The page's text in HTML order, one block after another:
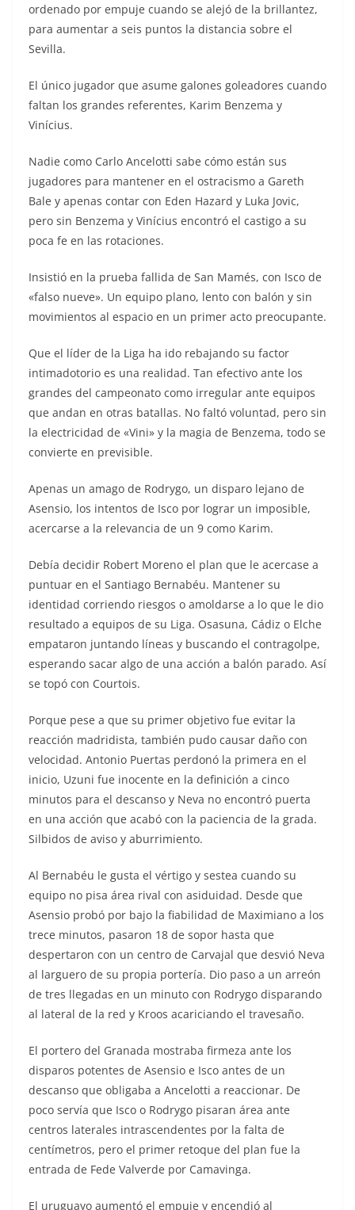
ordenado por empuje cuando se alejó de la brillantez,
para aumentar a seis puntos la distancia sobre el
Sevilla.
El único jugador que asume galones goleadores cuando
faltan los grandes referentes, Karim Benzema y
Vinícius.
Nadie como Carlo Ancelotti sabe cómo están sus
jugadores para mantener en el ostracismo a Gareth
Bale y apenas contar con Eden Hazard y Luka Jovic,
pero sin Benzema y Vinícius encontró el castigo a su
poca fe en las rotaciones.
Insistió en la prueba fallida de San Mamés, con Isco de
«falso nueve». Un equipo plano, lento con balón y sin
movimientos al espacio en un primer acto preocupante.
Que el líder de la Liga ha ido rebajando su factor
intimadotorio es una realidad. Tan efectivo ante los
grandes del campeonato como irregular ante equipos
que andan en otras batallas. No faltó voluntad, pero sin
la electricidad de «Vini» y la magia de Benzema, todo se
convierte en previsible.
Apenas un amago de Rodrygo, un disparo lejano de
Asensio, los intentos de Isco por lograr un imposible,
acercarse a la relevancia de un 9 como Karim.
Debía decidir Robert Moreno el plan que le acercase a
puntuar en el Santiago Bernabéu. Mantener su
identidad corriendo riesgos o amoldarse a lo que le dio
resultado a equipos de su Liga. Osasuna, Cádiz o Elche
empataron juntando líneas y buscando el contragolpe,
esperando sacar algo de una acción a balón parado. Así
se topó con Courtois.
Porque pese a que su primer objetivo fue evitar la
reacción madridista, también pudo causar daño con
velocidad. Antonio Puertas perdonó la primera en el
inicio, Uzuni fue inocente en la definición a cinco
minutos para el descanso y Neva no encontró puerta
en una acción que acabó con la paciencia de la grada.
Silbidos de aviso y aburrimiento.
Al Bernabéu le gusta el vértigo y sestea cuando su
equipo no pisa área rival con asiduidad. Desde que
Asensio probó por bajo la fiabilidad de Maximiano a los
trece minutos, pasaron 18 de sopor hasta que
despertaron con un centro de Carvajal que desvió Neva
al larguero de su propia portería. Dio paso a un arreón
de tres llegadas en un minuto con Rodrygo disparando
al lateral de la red y Kroos acariciando el travesaño.
El portero del Granada mostraba firmeza ante los
disparos potentes de Asensio e Isco antes de un
descanso que obligaba a Ancelotti a reaccionar. De
poco servía que Isco o Rodrygo pisaran área ante
centros laterales intrascendentes por la falta de
centímetros, pero el primer retoque del plan fue la
entrada de Fede Valverde por Camavinga.
El uruguayo aumentó el empuje y encendió al